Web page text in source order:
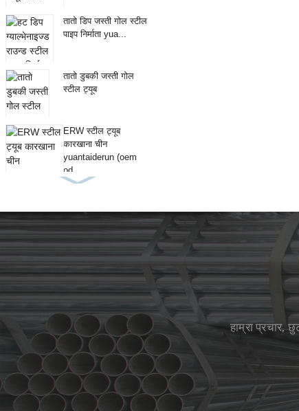
तातो डिप जस्ती गोल स्टील
पाइप निर्माता yua...
तातो डुबकी जस्ती गोल
स्टील ट्यूब
ERW स्टील ट्यूब
कारखाना चीन
yuantaiderun (oem
od...
हाम्रा प्रचार,